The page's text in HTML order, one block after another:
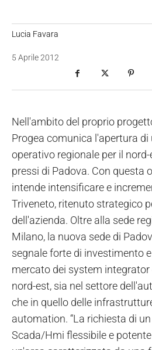
Lucia Favara
5 Aprile 2012
Nell'ambito del proprio
Progea comunica l'apertura
operativo regionale per il nord-
pressi di Padova. Con questa
intende intensificare e
Triveneto, ritenuto strategico
dell'azienda. Oltre alla sede
Milano, la nuova sede di
segnale forte di investimento
mercato dei system integrator
nord-est, sia nel settore
che in quello delle
automation. “La richiesta di
Scada/Hmi flessibile e